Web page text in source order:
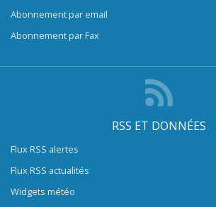
Abonnement par email
Abonnement par Fax
RSS ET DONNÉES
Flux RSS alertes
Flux RSS actualités
Widgets météo